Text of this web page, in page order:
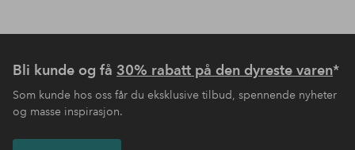
Bli kunde og få 30% rabatt på den dyreste varen*
Som kunde hos oss får du eksklusive tilbud, spennende nyheter
og masse inspirasjon.